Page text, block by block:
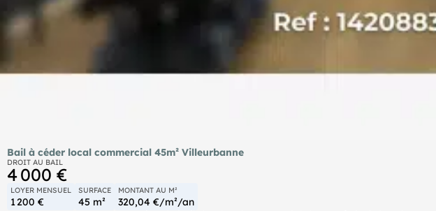
Bail à céder local commercial 45m² Villeurbanne
DROIT AU BAIL
4 000 €
LOYER MENSUEL
1 200 €
SURFACE
45 m²
MONTANT AU M²
320,04 €/m²/an